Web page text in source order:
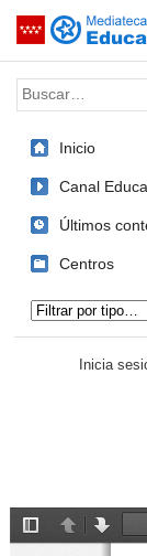
Saltar navegación
Palabra o frase:
Inicio
Canal
Últimos
Centros
Inicia